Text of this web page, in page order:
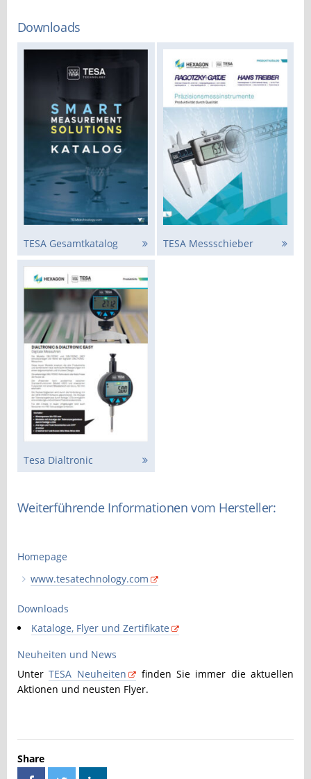
Downloads
TESA Gesamtkatalog TESA Messschieber
Tesa Dialtronic
Weiterführende Informationen vom Hersteller:
Homepage
www.tesatechnology.com
Downloads
Kataloge, Flyer und Zertifikate
Neuheiten und News
UnterTESA Neuheiten
finden Sie immer die aktuellen
Aktionen und neusten Flyer.
Share